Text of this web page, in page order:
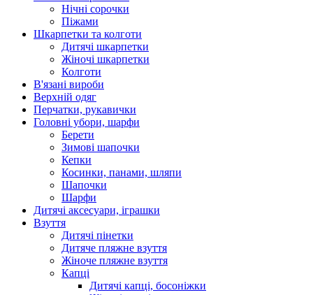
Нічні сорочки
Піжами
Шкарпетки та колготи
Дитячі шкарпетки
Жіночі шкарпетки
Колготи
В'язані вироби
Верхній одяг
Перчатки, рукавички
Головні убори, шарфи
Берети
Зимові шапочки
Кепки
Косинки, панами, шляпи
Шапочки
Шарфи
Дитячі аксесуари, іграшки
Взуття
Дитячі пінетки
Дитяче пляжне взуття
Жіноче пляжне взуття
Капці
Дитячі капці, босоніжки